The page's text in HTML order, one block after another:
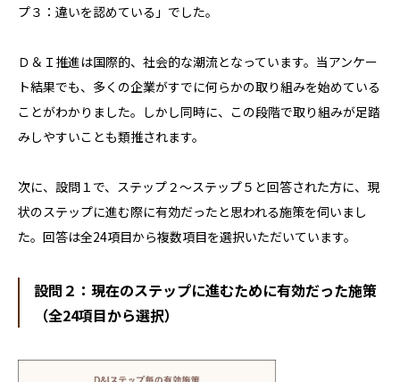
プ３：違いを認めている」でした。
Ｄ＆Ｉ推進は国際的、社会的な潮流となっています。当アンケー
ト結果でも、多くの企業がすでに何らかの取り組みを始めている
ことがわかりました。しかし同時に、この段階で取り組みが足踏
みしやすいことも類推されます。
次に、設問１で、ステップ２～ステップ５と回答された方に、現
状のステップに進む際に有効だったと思われる施策を伺いまし
た。回答は全24項目から複数項目を選択いただいています。
設問２：現在のステップに進むために有効だった施策
（全24項目から選択）